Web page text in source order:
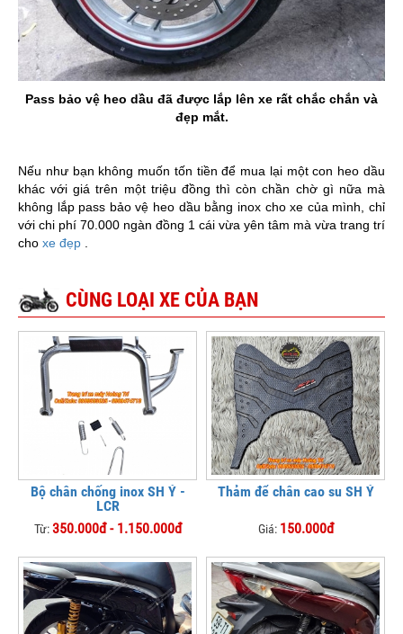
Pass bảo vệ heo dầu đã được lắp lên xe rất chắc chắn và
đẹp mắt.
Nếu như bạn không muốn tốn tiền để mua lại một con heo dầu
khác với giá trên một triệu đồng thì còn chần chờ gì nữa mà
không lắp pass bảo vệ heo dầu bằng inox cho xe của mình, chỉ
với chi phí 70.000 ngàn đồng 1 cái vừa yên tâm mà vừa trang trí
cho xe đẹp .
CÙNG LOẠI XE CỦA BẠN
Bộ chân chống inox SH Ý -
LCR
Từ:350.000đ - 1.150.000đ
Thảm để chân cao su SH Ý
Giá: 150.000đ